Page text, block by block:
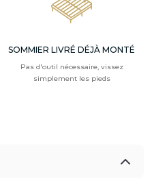
SOMMIER LIVRÉ DÉJÀ MONTÉ
Pas d'outil nécessaire, vissez
simplement les pieds